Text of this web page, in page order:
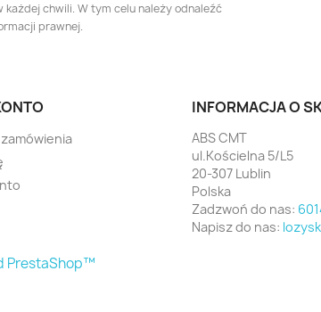
chwili. W tym celu należy odnaleźć
prawnej.
INFORMACJA O
ABS CMT
ul.Kościelna 5/L5
20-307 Lublin
Polska
Zadzwoń do nas:
Napisz do nas:
PrestaShop™